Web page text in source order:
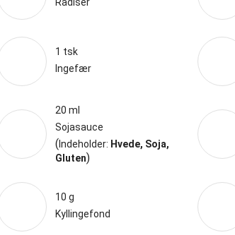
1 tsk
Ingefær
20 ml
Sojasauce
(Indeholder: Hvede, Soja,
Gluten)
10 g
Kyllingefond